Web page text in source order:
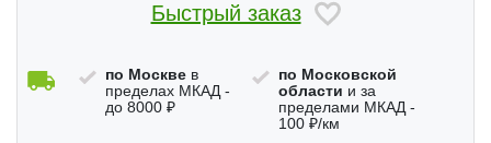
Быстрый заказ
по Москве в
пределах МКАД -
до 8000 ₽
по Московской
области и за
пределами МКАД -
100 ₽/км